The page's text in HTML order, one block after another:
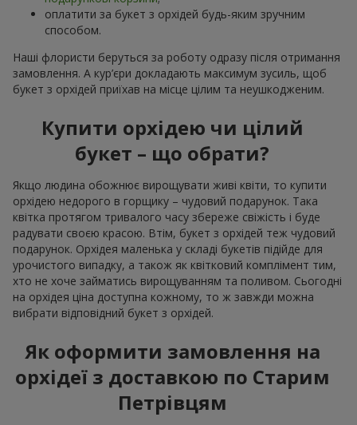
оплатити за букет з орхідей будь-яким зручним
способом.
Наші флористи беруться за роботу одразу після отримання
замовлення. А кур’єри докладають максимум зусиль, щоб
букет з орхідей приїхав на місце цілим та неушкодженим.
Купити орхідею чи цілий
букет – що обрати?
Якщо людина обожнює вирощувати живі квіти, то купити
орхідею недорого в горщику – чудовий подарунок. Така
квітка протягом тривалого часу збереже свіжість і буде
радувати своєю красою. Втім, букет з орхідей теж чудовий
подарунок. Орхідея маленька у складі букетів підійде для
урочистого випадку, а також як квітковий комплімент тим,
хто не хоче займатись вирощуванням та поливом. Сьогодні
на орхідея ціна доступна кожному, то ж завжди можна
вибрати відповідний букет з орхідей.
Як оформити замовлення на
орхідеї з доставкою по Старим
Петрівцям